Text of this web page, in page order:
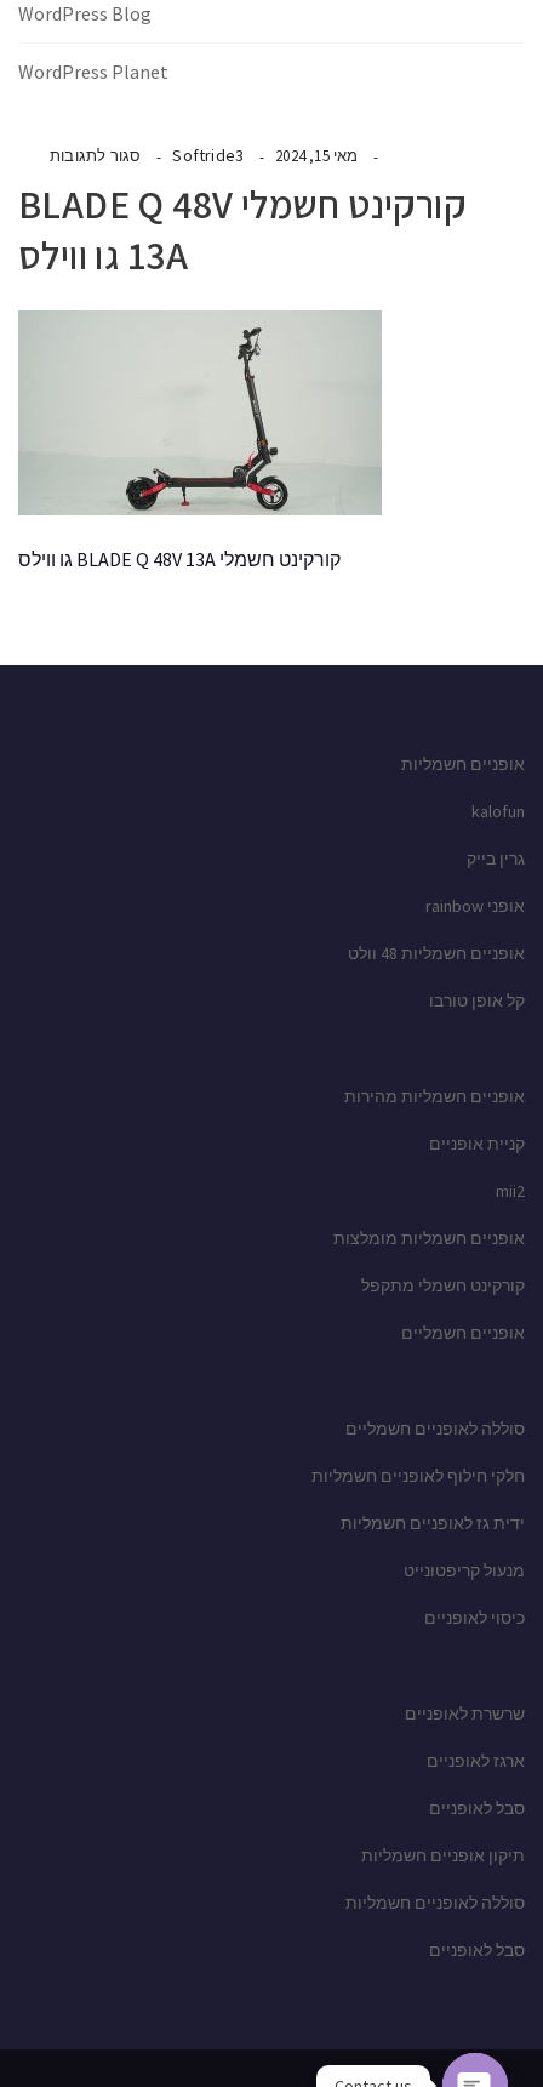
מאי 15, 2024 Softride3 סגור לתגובות
קורקינט חשמלי BLADE Q 48V
13A גו ווילס
קורקינט חשמלי BLADE Q 48V 13A גו ווילס
WordPress Blog
WordPress Planet
אופניים חשמליות
kalofun
גרין בייק
אופני rainbow
אופניים חשמליות 48 וולט
קל אופן טורבו
אופניים חשמליות מהירות
קניית אופניים
mii2
אופניים חשמליות מומלצות
קורקינט חשמלי מתקפל
אופניים חשמליים
סוללה לאופניים חשמליים
חלקי חילוף לאופניים חשמליות
ידית גז לאופניים חשמליות
מנעול קריפטונייט
כיסוי לאופניים
שרשרת לאופניים
ארגז לאופניים
סבל לאופניים
תיקון אופניים חשמליות
סוללה לאופניים חשמליות
סבל לאופניים